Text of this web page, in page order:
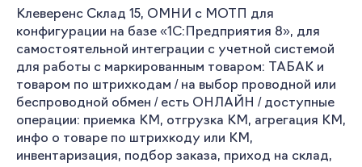
Клеверенс Склад 15, ОМНИ с МОТП для
конфигурации на базе «1С:Предприятия 8», для
самостоятельной интеграции с учетной системой
для работы с маркированным товаром: ТАБАК и
товаром по штрихкодам / на выбор проводной или
беспроводной обмен / есть ОНЛАЙН / доступные
операции: приемка КМ, отгрузка КМ, агрегация КМ,
инфо о товаре по штрихкоду или КМ,
инвентаризация, подбор заказа, приход на склад,